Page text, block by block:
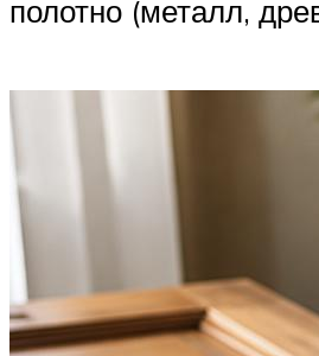
полотно (металл,